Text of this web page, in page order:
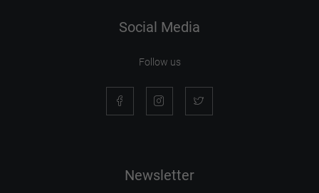
Social Media
Follow us
Newsletter